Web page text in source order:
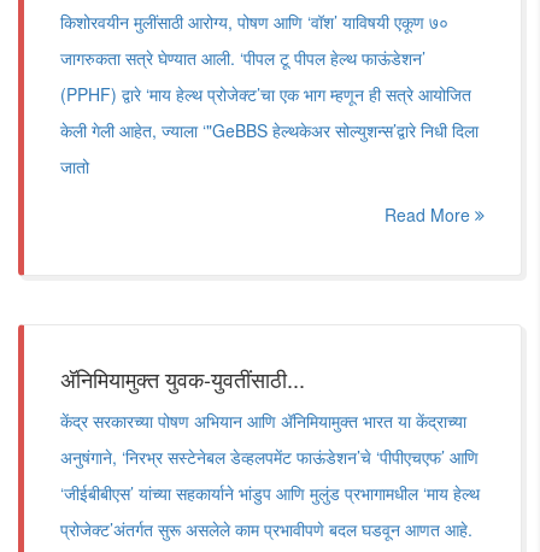
किशोरवयीन मुलींसाठी आरोग्य, पोषण आणि ‘वॉश’ याविषयी एकूण ७०
जागरुकता सत्रे घेण्यात आली. ‘पीपल टू पीपल हेल्थ फाऊंडेशन’
(PPHF) द्वारे ‘माय हेल्थ प्रोजेक्ट’चा एक भाग म्हणून ही सत्रे आयोजित
केली गेली आहेत, ज्याला ‘"GeBBS हेल्थकेअर सोल्युशन्स’द्वारे निधी दिला
जातो
Read More
अ‍ॅनिमियामुक्त युवक-युवतींसाठी...
केंद्र सरकारच्या पोषण अभियान आणि अ‍ॅनिमियामुक्त भारत या केंद्राच्या
अनुषंगाने, ‘निरभ्र सस्टेनेबल डेव्हलपमेंट फाऊंडेशन’चे ‘पीपीएचएफ’ आणि
‘जीईबीबीएस’ यांच्या सहकार्याने भांडुप आणि मुलुंड प्रभागामधील ‘माय हेल्थ
प्रोजेक्ट’अंतर्गत सुरू असलेले काम प्रभावीपणे बदल घडवून आणत आहे.